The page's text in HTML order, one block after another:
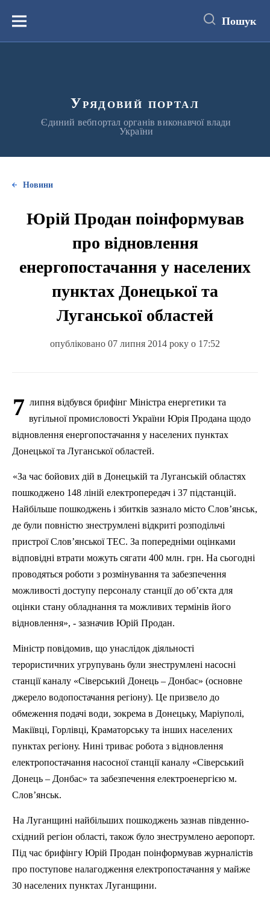
вмістуМеню Пошук
Урядовий портал
Єдиний вебпортал органів виконавчої влади
України
Новини
Юрій Продан поінформував
про відновлення
енергопостачання у населених
пунктах Донецької та
Луганської областей
опубліковано 07 липня 2014 року о 17:52
7 липня відбувся брифінг Міністра енергетики та
вугільної промисловості України Юрія Продана щодо
відновлення енергопостачання у населених пунктах
Донецької та Луганської областей.
«За час бойових дій в Донецькій та Луганській областях
пошкоджено 148 ліній електропередач і 37 підстанцій.
Найбільше пошкоджень і збитків зазнало місто Слов’янськ,
де були повністю знеструмлені відкриті розподільчі
пристрої Слов’янської ТЕС. За попередніми оцінками
відповідні втрати можуть сягати 400 млн. грн. На сьогодні
проводяться роботи з розмінування та забезпечення
можливості доступу персоналу станції до об’єкта для
оцінки стану обладнання та можливих термінів його
відновлення», - зазначив Юрій Продан.
Міністр повідомив, що унаслідок діяльності
терористичних угрупувань були знеструмлені насосні
станції каналу «Сіверський Донець – Донбас» (основне
джерело водопостачання регіону). Це призвело до
обмеження подачі води, зокрема в Донецьку, Маріуполі,
Макіївці, Горлівці, Краматорську та інших населених
пунктах регіону. Нині триває робота з відновлення
електропостачання насосної станції каналу «Сіверський
Донець – Донбас» та забезпечення електроенергією м.
Слов’янськ.
На Луганщині найбільших пошкоджень зазнав південно-
східний регіон області, також було знеструмлено аеропорт.
Під час брифінгу Юрій Продан поінформував журналістів
про поступове налагодження електропостачання у майже
30 населених пунктах Луганщини.